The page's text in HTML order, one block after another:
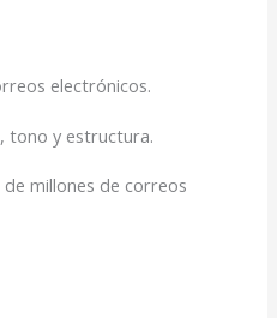
electrónicos.
tono y estructura.
millones de correos